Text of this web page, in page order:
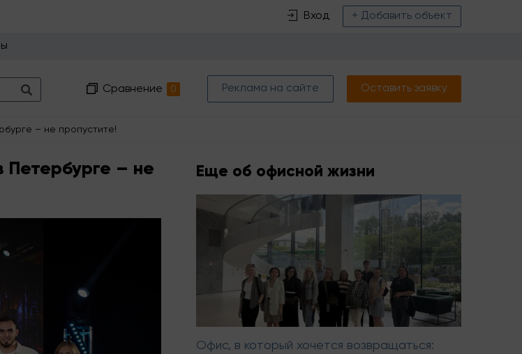
Вход + Добавить объект
Сравнение 0 Реклама на сайте Оставить заявку
– не пропустите!
– не
Еще об офисной жизни
Офис, в который хочется возвращаться: